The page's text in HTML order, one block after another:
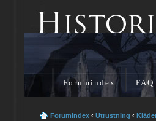
Forumindex FAQ
Forumindex ‹ Utrustning ‹